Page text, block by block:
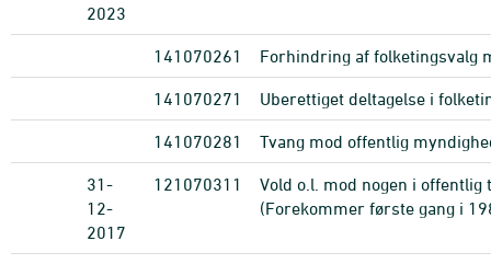
2023
141070261 Forhindring af folketingsvalg
141070271 Uberettiget deltagelse i
141070281 Tvang mod offentlig
31-
12-
2017
121070311
Vold o.l. mod nogen i offentlig
(Forekommer første gang i